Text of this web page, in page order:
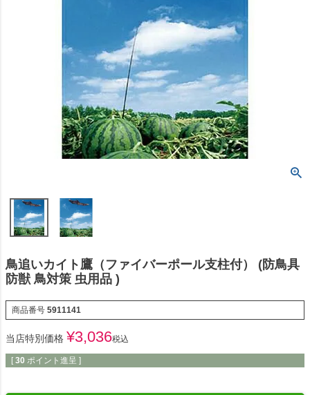
鳥追いカイト鷹（ファイバーポール支柱付） (防鳥具
防獣 鳥対策 虫用品 )
商品番号 5911141
当店特別価格 ¥3,036税込
[ 30 ポイント進呈 ]